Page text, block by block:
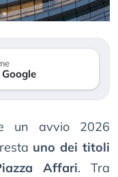
un avvio 2026
uno dei titoli
Affari. Tra